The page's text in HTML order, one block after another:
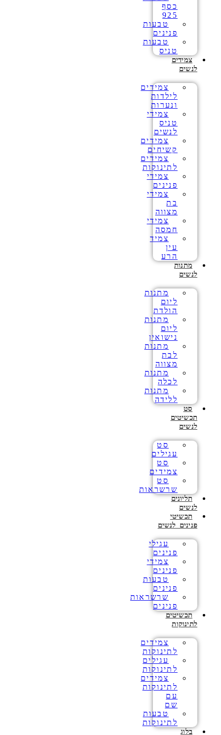
כסף
925
טבעות
פנינים
טבעות
טניס
צמידים
לנשים
צמידים
לילדות
ונערות
צמידי
טניס
לנשים
צמידים
קשיחים
צמידים
לתינוקות
צמידי
פנינים
צמידי
בת
מצווה
צמידי
חמסה
צמיד
עין
הרע
מתנות
לנשים
מתנות
ליום
הולדת
מתנות
ליום
נישואין
מתנות
לבת
מצווה
מתנות
לכלה
מתנות
ללידה
סט
תכשיטים
לנשים
סט
עגילים
סט
צמידים
סט
שרשראות
תליונים
לנשים
תכשיטי
פנינים לנשים
עגילי
פנינים
צמידי
פנינים
טבעות
פנינים
שרשראות
פנינים
תכשיטים
לתינוקות
צמידים
לתינוקות
עגילים
לתינוקות
צמידים
לתינוקות
עם
שם
טבעות
לתינוקות
בלוג